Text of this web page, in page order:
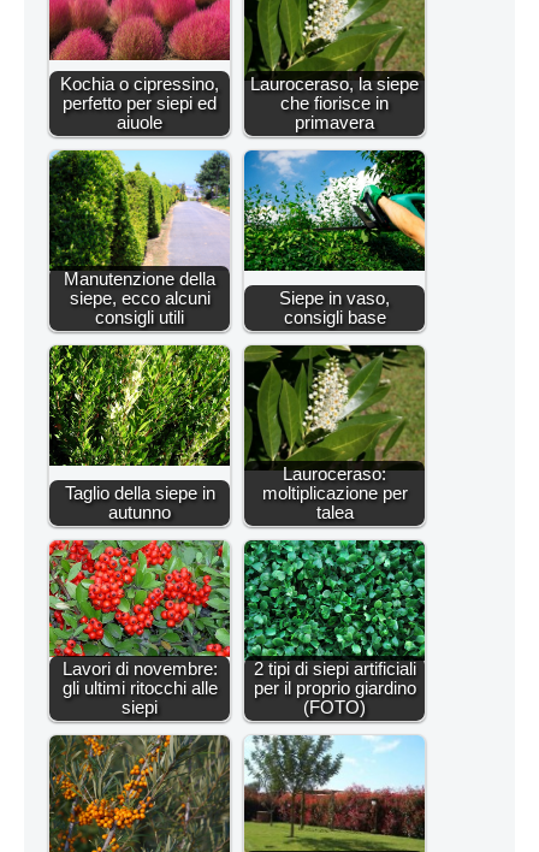
Kochia o cipressino,
perfetto per siepi ed
aiuole
Lauroceraso, la siepe
che fiorisce in
primavera
Manutenzione della
siepe, ecco alcuni
consigli utili
Siepe in vaso,
consigli base
Taglio della siepe in
autunno
Lauroceraso:
moltiplicazione per
talea
Lavori di novembre:
gli ultimi ritocchi alle
siepi
2 tipi di siepi artificiali
per il proprio giardino
(FOTO)